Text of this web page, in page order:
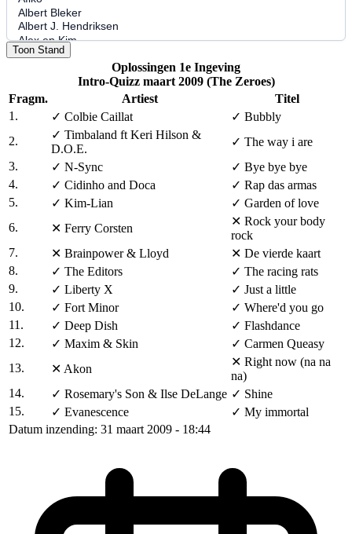
Toon Stand
Oplossingen 1e Ingeving
Intro-Quizz maart 2009 (The Zeroes)
Fragm.
Artiest
Titel
1.
✓ Colbie Caillat ✓ Bubbly
2.
✓ Timbaland ft Keri Hilson &
D.O.E.
✓ The way i are
3.
✓ N-Sync ✓ Bye bye bye
4.
✓ Cidinho and Doca ✓ Rap das armas
5.
✓ Kim-Lian ✓ Garden of love
6.
✕ Ferry Corsten
✕ Rock your body
rock
7.
✕ Brainpower & Lloyd ✕ De vierde kaart
8.
✓ The Editors ✓ The racing rats
9.
✓ Liberty X ✓ Just a little
10.
✓ Fort Minor ✓ Where'd you go
11.
✓ Deep Dish ✓ Flashdance
12.
✓ Maxim & Skin ✓ Carmen Queasy
13.
✕ Akon
✕ Right now (na na
na)
14.
✓ Rosemary's Son & Ilse DeLange ✓ Shine
15.
✓ Evanescence ✓ My immortal
Datum inzending: 31 maart 2009 - 18:44